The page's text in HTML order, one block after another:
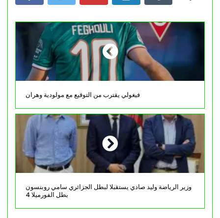
فيغولي يقترب من التوقيع مع مولودية وهران
وزير الرياضة وليد صادي يستقبلا لبطل الجزائري سامي روبنسون
بطل الفورميلا 4